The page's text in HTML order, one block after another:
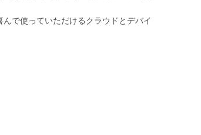
で使っていただけるクラウドとデバイ